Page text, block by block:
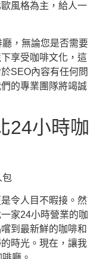
風格為主，給人一
，無論您是否需要
享受咖啡文化，這
SEO內容有任何問
的專業團隊將竭誠
24小時咖
包
令人目不暇接。然
家24小時營業的咖
到最新鮮的咖啡和
時光。現在，讓我